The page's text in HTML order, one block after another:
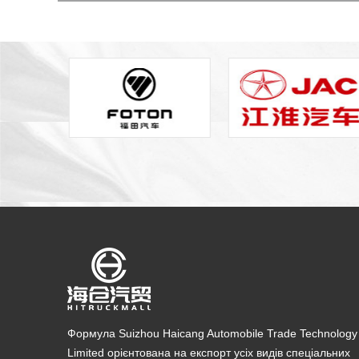
Формула Suizhou Haicang Automobile Trade Technology
Limited орієнтована на експорт усіх видів спеціальних